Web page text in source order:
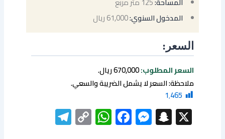
المدخول السنوي:61,000 ريال
السعر:
السعر المطلوب:670,000 ريال.
ملاحظة: السعر لا يشمل الضريبة والسعي.
1٬465
X
Snapchat
Messenger
Facebook
WhatsApp
Copy